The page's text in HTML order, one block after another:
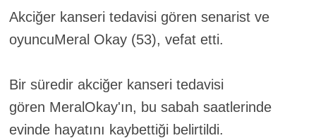
Akciğer kanseri tedavisi gören senarist ve
oyuncuMeral Okay(53), vefat etti.
Bir süredir akciğer kanseri tedavisi
gören Meral Okay'ın, bu sabah saatlerinde
evinde hayatını kaybettiği belirtildi.